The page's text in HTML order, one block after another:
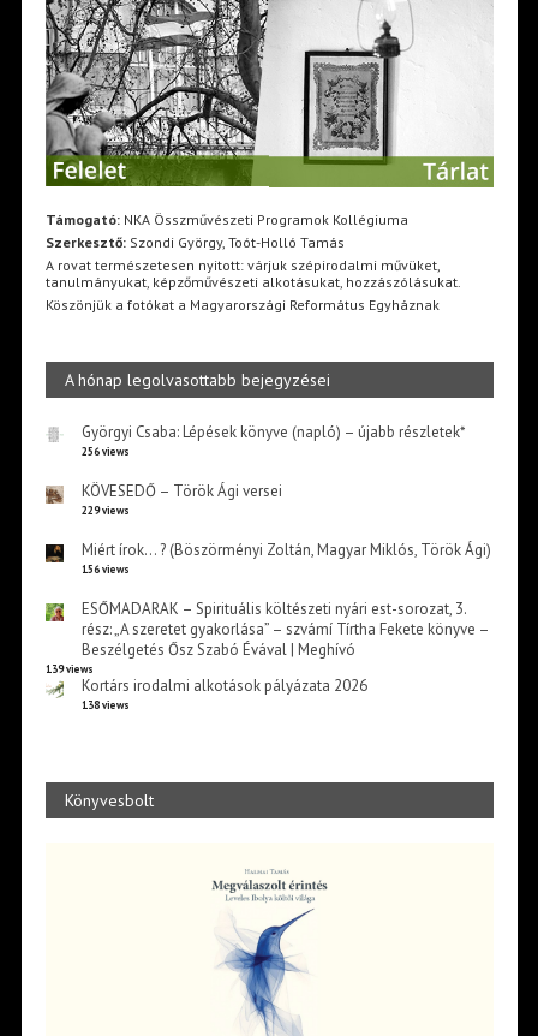
Támogató:NKA Összművészeti Programok Kollégiuma
Szerkesztő:Szondi György, Toót-Holló Tamás
A rovat természetesen nyitott: várjuk szépirodalmi művüket,
tanulmányukat, képzőművészeti alkotásukat, hozzászólásukat.
Köszönjük a fotókat a Magyarországi Református Egyháznak
A hónap legolvasottabb bejegyzései
Györgyi Csaba: Lépések könyve (napló) – újabb részletek*
256 views
KÖVESEDŐ – Török Ági versei
229 views
Miért írok… ? (Böszörményi Zoltán, Magyar Miklós, Török Ági)
156 views
ESŐMADARAK – Spirituális költészeti nyári est-sorozat, 3.
rész: „A szeretet gyakorlása” – szvámí Tírtha Fekete könyve –
Beszélgetés Ősz Szabó Évával | Meghívó
139 views
Kortárs irodalmi alkotások pályázata 2026
138 views
Könyvesbolt